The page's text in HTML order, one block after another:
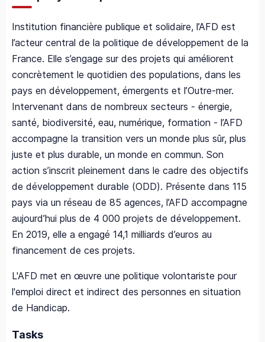
Institution financière publique et solidaire, l’AFD est
l’acteur central de la politique de développement de la
France. Elle s’engage sur des projets qui améliorent
concrètement le quotidien des populations, dans les
pays en développement, émergents et l’Outre-mer.
Intervenant dans de nombreux secteurs - énergie,
santé, biodiversité, eau, numérique, formation - l’AFD
accompagne la transition vers un monde plus sûr, plus
juste et plus durable, un monde en commun. Son
action s’inscrit pleinement dans le cadre des objectifs
de développement durable (ODD). Présente dans 115
pays via un réseau de 85 agences, l’AFD accompagne
aujourd’hui plus de 4 000 projets de développement.
En 2019, elle a engagé 14,1 milliards d’euros au
financement de ces projets.
L'AFD met en œuvre une politique volontariste pour
l'emploi direct et indirect des personnes en situation
de Handicap.
Tasks